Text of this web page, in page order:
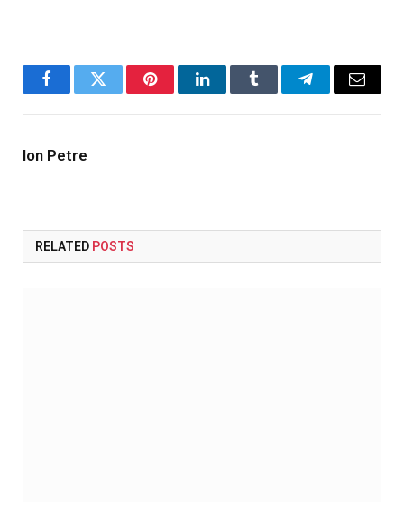
FacebookTwitter PinterestLinkedInTumblr TelegramEmail
Ion Petre
RELATED POSTS